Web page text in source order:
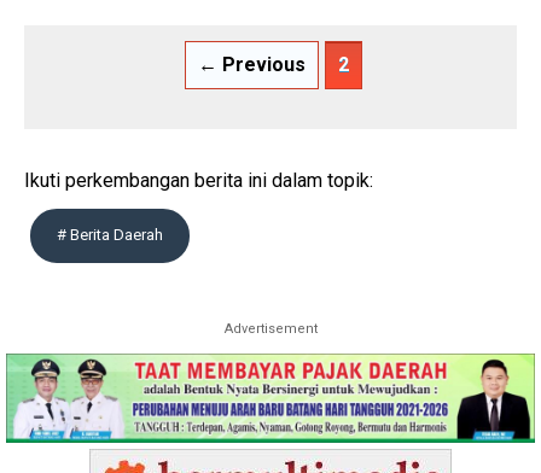
← Previous 2
Ikuti perkembangan berita ini dalam topik:
# Berita Daerah
Advertisement